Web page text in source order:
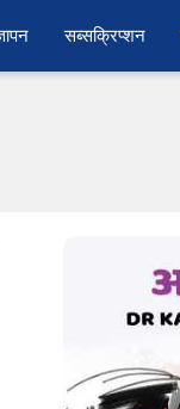
सब्सक्रिप्शन